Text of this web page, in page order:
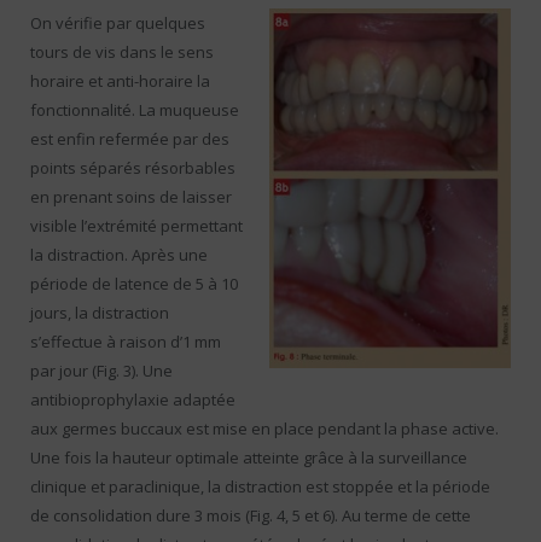
On vérifie par quelques
tours de vis dans le sens
horaire et anti-horaire la
fonctionnalité. La muqueuse
est enfin refermée par des
points séparés résorbables
en prenant soins de laisser
visible l’extrémité permettant
la distraction. Après une
période de latence de 5 à 10
jours, la distraction
s’effectue à raison d’1 mm
par jour (Fig. 3). Une
antibioprophylaxie adaptée
aux germes buccaux est mise en place pendant la phase active.
Une fois la hauteur optimale atteinte grâce à la surveillance
clinique et paraclinique, la distraction est stoppée et la période
de consolidation dure 3 mois (Fig. 4, 5 et 6). Au terme de cette